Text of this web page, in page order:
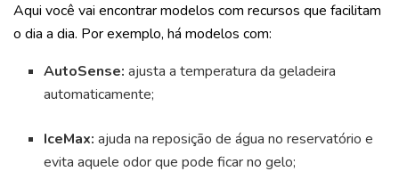
Aqui você vai encontrar modelos com recursos que facilitam
o dia a dia. Por exemplo, há modelos com:
AutoSense: ajusta a temperatura da geladeira
automaticamente;
IceMax:ajuda na reposição de água no reservatório e
evita aquele odor que pode ficar no gelo;